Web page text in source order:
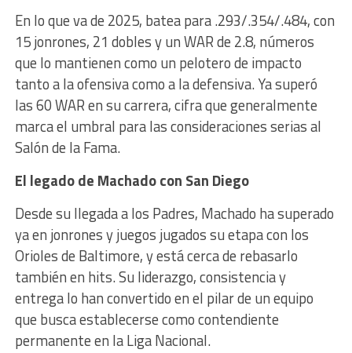
En lo que va de 2025, batea para .293/.354/.484, con
15 jonrones, 21 dobles y un WAR de 2.8, números
que lo mantienen como un pelotero de impacto
tanto a la ofensiva como a la defensiva. Ya superó
las 60 WAR en su carrera, cifra que generalmente
marca el umbral para las consideraciones serias al
Salón de la Fama.
El legado de Machado con San Diego
Desde su llegada a los Padres, Machado ha superado
ya en jonrones y juegos jugados su etapa con los
Orioles de Baltimore, y está cerca de rebasarlo
también en hits. Su liderazgo, consistencia y
entrega lo han convertido en el pilar de un equipo
que busca establecerse como contendiente
permanente en la Liga Nacional.